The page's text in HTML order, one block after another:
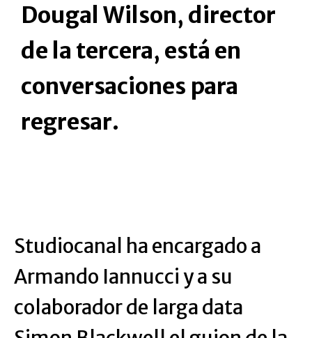
Dougal Wilson, director
de la tercera, está en
conversaciones para
regresar.
Studiocanal ha encargado a
Armando Iannucci y a su
colaborador de larga data